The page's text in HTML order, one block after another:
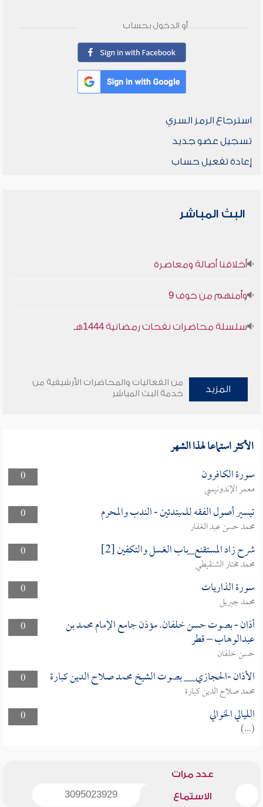
أو الدخول بحساب
استرجاع الرمز السري
تسجيل عضو جديد
إعادة تفعيل حساب
البث المباشر
أخلاقنا أصالة ومعاصرة
وأمنهم من خوف 9
سلسلة محاضرات نفحات رمضانية 1444هـ
المزيد
من الفعاليات والمحاضرات الأرشيفية من
خدمة البث المباشر
الأكثر استماعا لهذا الشهر
0 سورة الكافرون
معمر الإندونيسي
0
تيسير أصول الفقه للمبتدئين - الندب والمحرم
محمد حسن عبد الغفار
0
شرح زاد المستقنع_باب الغسل والتكفين [2]
محمد مختار الشنقيطي
0
سورة الذاريات
محمد جبريل
0
أذان - بصوت حسن خلفان. مؤذن جامع الإمام محمد بن
عبدالوهاب – قطر
حسن خلفان
0
الأذان -الحجازي__ بصوت الشيخ محمد صلاح الدين كبارة
محمد صلاح الدين كبارة
0
الليالي الخوالي
(...)
عدد مرات
الاستماع 3095023929